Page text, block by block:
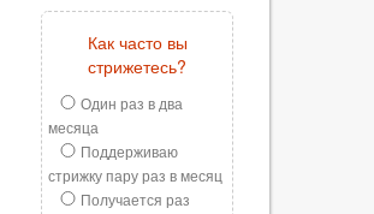
Как часто вы
стрижетесь?
Один раз в два
месяца
Поддерживаю
стрижку пару раз в месяц
Получается раз